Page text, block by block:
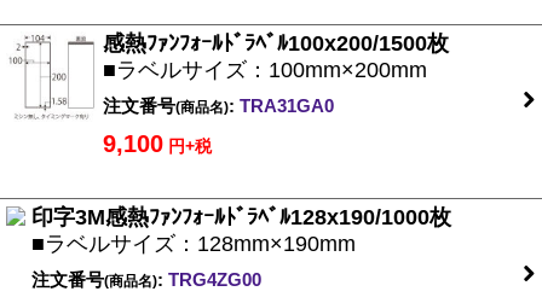
感熱ﾌｧﾝﾌｫｰﾙﾄﾞﾗﾍﾞﾙ100x200/1500枚
■ラベルサイズ：100mm×200mm
注文番号(商品名): TRA31GA0
9,100 円+税
印字3M感熱ﾌｧﾝﾌｫｰﾙﾄﾞﾗﾍﾞﾙ128x190/1000枚
■ラベルサイズ：128mm×190mm
注文番号(商品名): TRG4ZG00